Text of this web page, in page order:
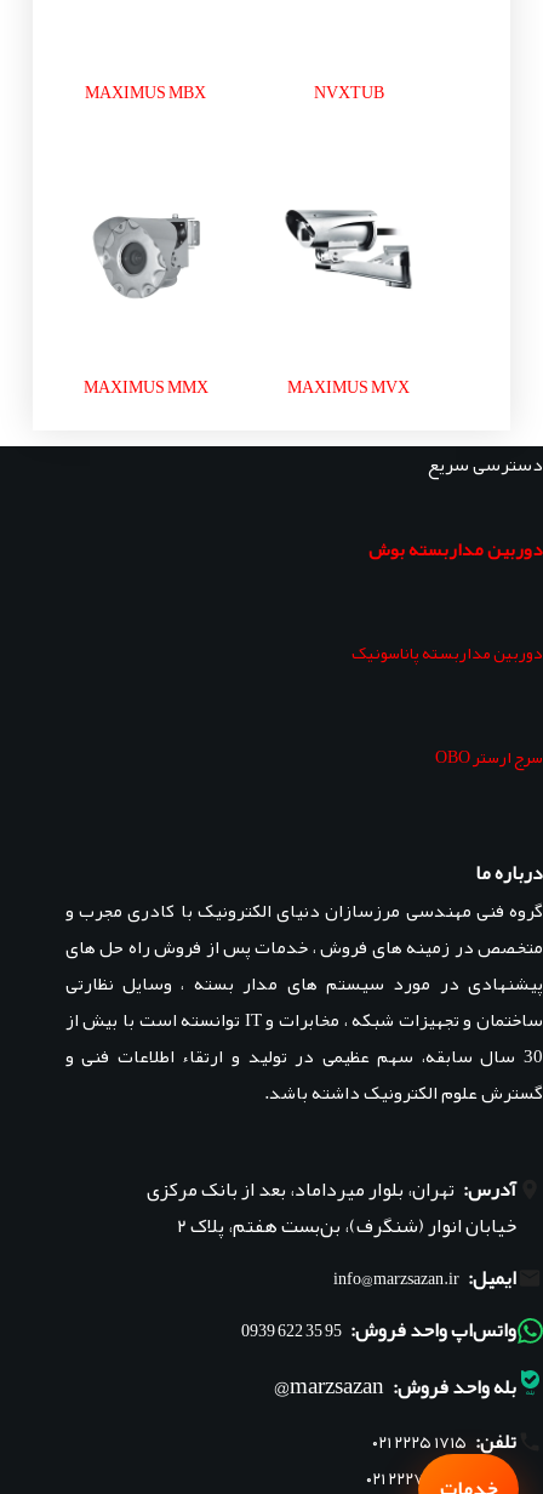
NVXTUB
MAXIMUS MBX
MAXIMUS MVX
MAXIMUS MMX
دسترسی سریع
دوربین مداربسته بوش
دوربین مداربسته پاناسونیک
سرج ارستر OBO
درباره ما
گروه فنی مهندسی مرزسازان دنیای الکترونیک با کادری مجرب و
متخصص در زمینه های فروش ، خدمات پس از فروش راه حل های
پیشنهادی در مورد سیستم های مدار بسته ، وسایل نظارتی
ساختمان و تجهیزات شبکه ، مخابرات و IT توانسته است با بیش از
30 سال سابقه، سهم عظیمی در تولید و ارتقاء اطلاعات فنی و
گسترش علوم الکترونیک داشته باشد.
آدرس: تهران، بلوار میرداماد، بعد از بانک مرکزی
خیابان انوار (شنگرف)، بن‌بست هفتم، پلاک ۲
ایمیل: info@marzsazan.ir
واتس‌اپ واحد فروش: 95 35 622 0939
بله واحد فروش: marzsazan@
تلفن: ۰۲۱ ۲۲۲۵ ۱۷۱۵
۰۲۱ ۲۲۲۷ ۱۸۴۵